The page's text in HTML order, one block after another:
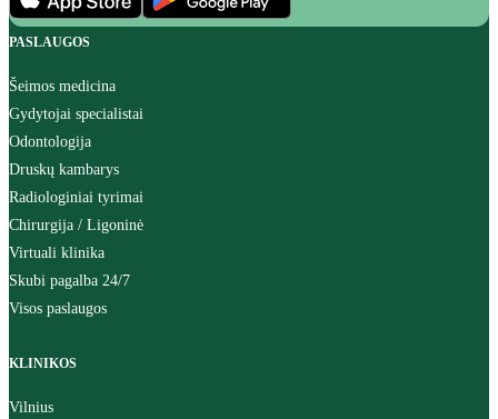
PASLAUGOS
Šeimos medicina
Gydytojai specialistai
Odontologija
Druskų kambarys
Radiologiniai tyrimai
Chirurgija / Ligoninė
Virtuali klinika
Skubi pagalba 24/7
Visos paslaugos
KLINIKOS
Vilnius